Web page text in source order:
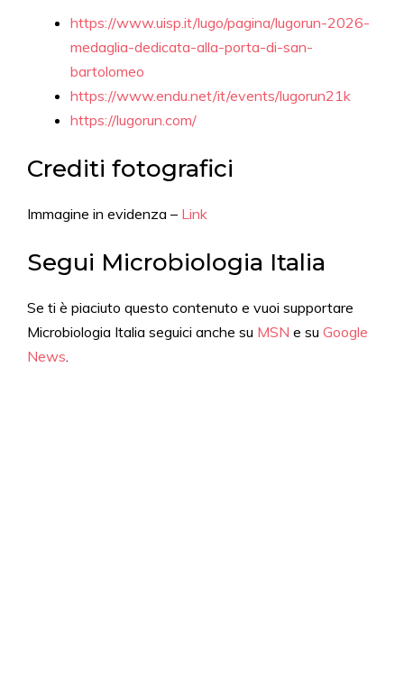
https://www.uisp.it/lugo/pagina/lugorun-2026-
medaglia-dedicata-alla-porta-di-san-
bartolomeo
https://www.endu.net/it/events/lugorun21k
https://lugorun.com/
Crediti fotografici
Immagine in evidenza – Link
Segui Microbiologia Italia
Se ti è piaciuto questo contenuto e vuoi supportare
Microbiologia Italia seguici anche su MSN e su Google
News.